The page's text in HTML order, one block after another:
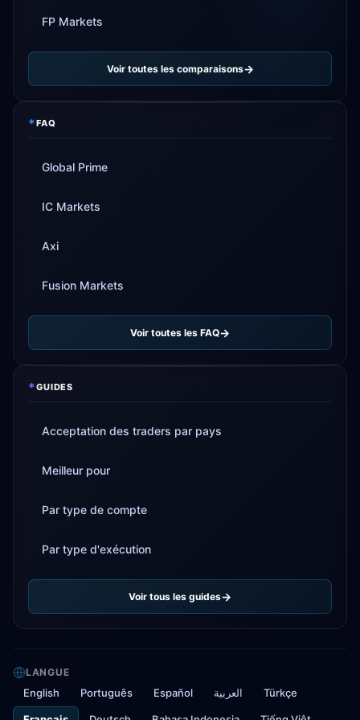
FP Markets
Voir toutes les comparaisons
*FAQ
Global Prime
IC Markets
Axi
Fusion Markets
Voir toutes les FAQ
*GUIDES
Acceptation des traders par pays
Meilleur pour
Par type de compte
Par type d'exécution
Voir tous les guides
LANGUE
English Português Español العربية Türkçe